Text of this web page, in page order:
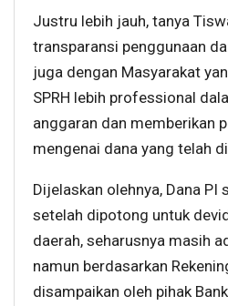
Justru lebih jauh, tanya
transparansi penggunaan
juga dengan Masyarakat
SPRH lebih professional
anggaran dan memberikan
mengenai dana yang telah
Dijelaskan olehnya, Dana PI
setelah dipotong untuk
daerah, seharusnya masih
namun berdasarkan
disampaikan oleh pihak